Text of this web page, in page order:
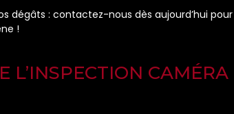
dégâts : contactez-nous dès aujourd’hui
!
L’INSPECTION